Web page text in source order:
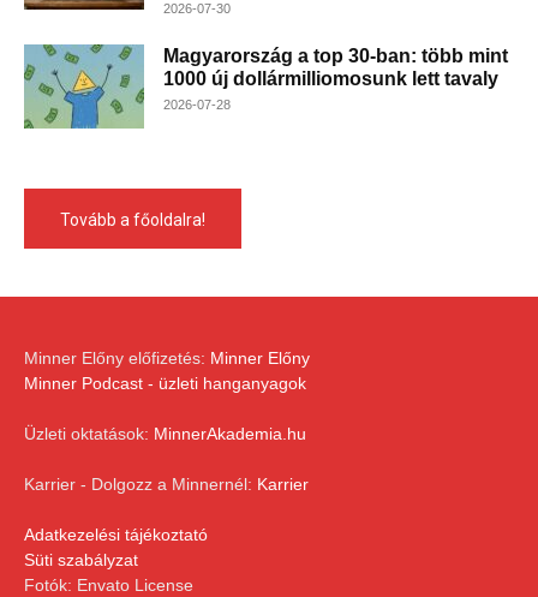
2026-07-30
Magyarország a top 30-ban: több mint
1000 új dollármilliomosunk lett tavaly
2026-07-28
Tovább a főoldalra!
Minner Előny előfizetés: Minner Előny
Minner Podcast - üzleti hanganyagok
Üzleti oktatások: MinnerAkademia.hu
Karrier - Dolgozz a Minnernél: Karrier
Adatkezelési tájékoztató
Süti szabályzat
Fotók: Envato License